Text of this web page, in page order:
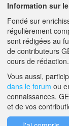
18/05/
A
Information sur
Fondé sur
régulièrement
sont rédigées au
de contributeurs
cours de rédaction.
Vous aussi,
dans le forum ou
connaissances.
et de vos